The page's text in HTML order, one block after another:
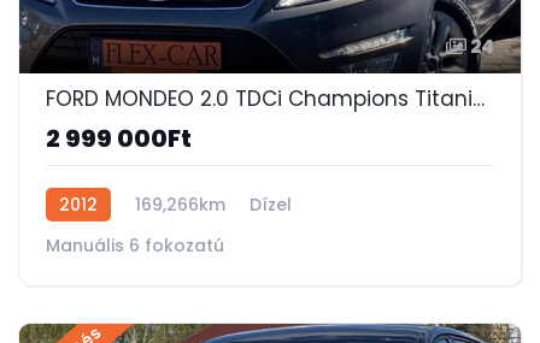
24
FORD MONDEO 2.0 TDCi Champions Titanium NAVI-MEMÓRIÁS FŰTHETŐ FÉLBŐR ÜLÉS-SZERVIZKÖNYV!
2 999 000Ft
2012 169,266km
Dízel
Manuális 6 fokozatú